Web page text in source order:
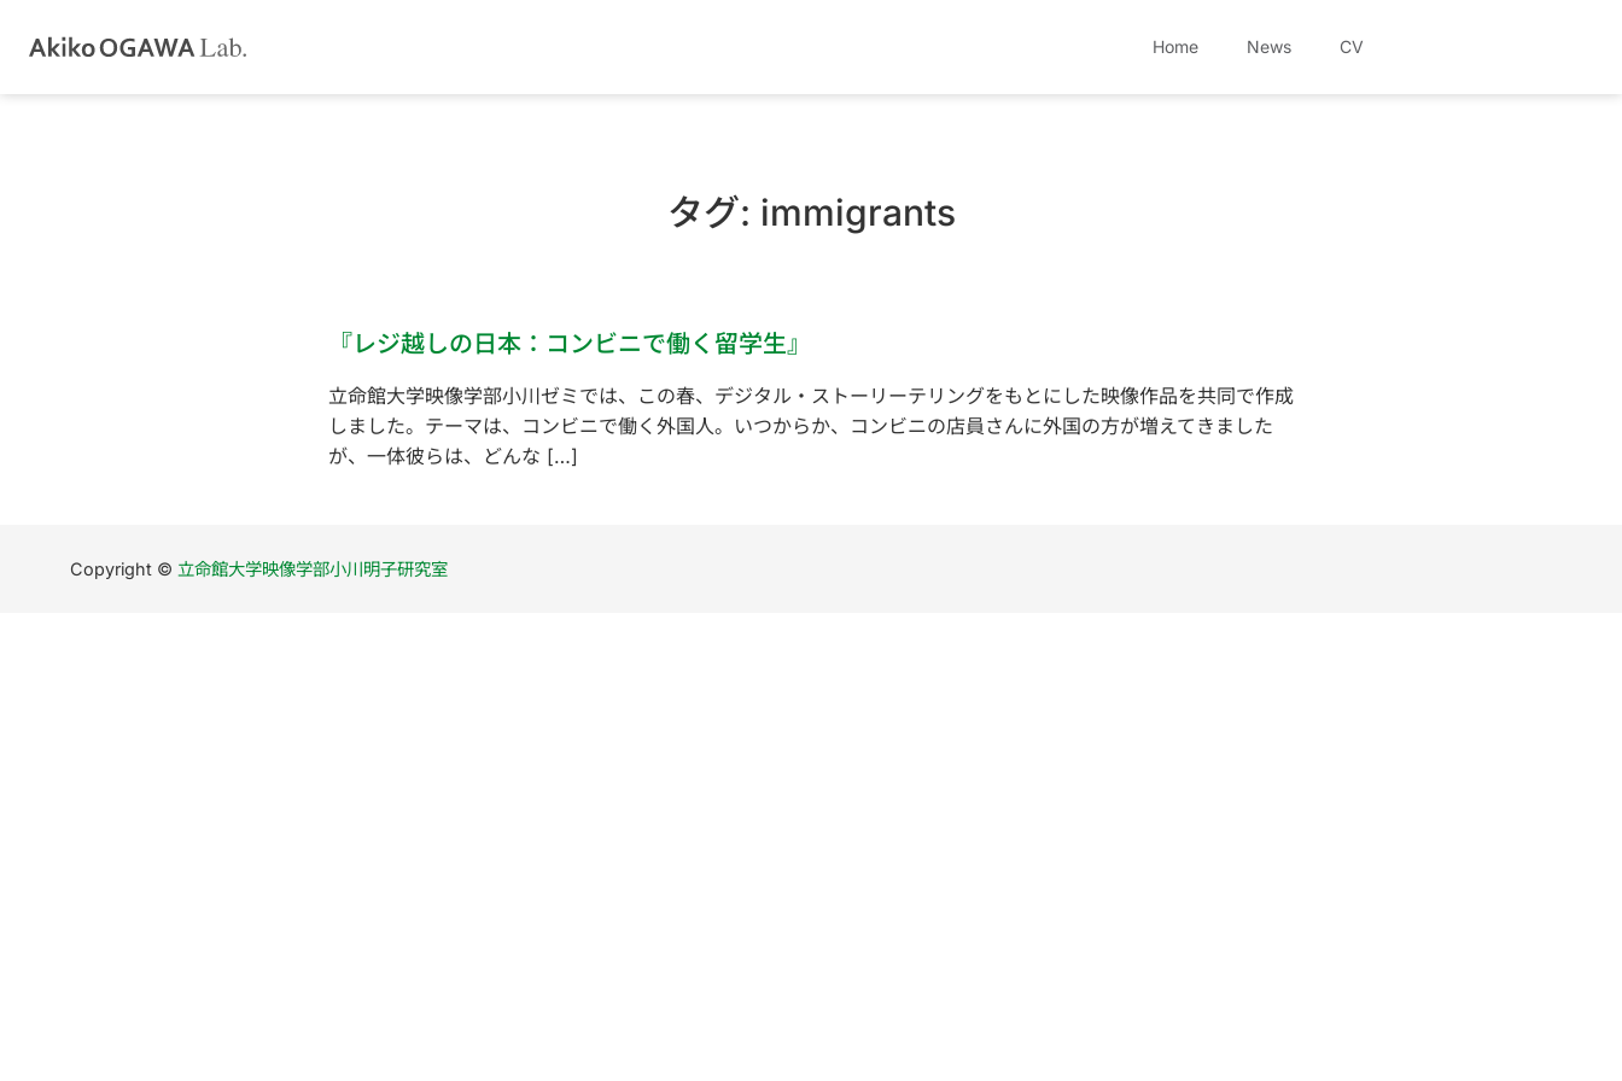
Home News CV
タグ: immigrants
『レジ越しの日本：コンビニで働く留学生』
立命館大学映像学部小川ゼミでは、この春、デジタル・ストーリーテリングをもとにした映像作品を共同で作成
しました。テーマは、コンビニで働く外国人。いつからか、コンビニの店員さんに外国の方が増えてきました
が、一体彼らは、どんな […]
Copyright © 立命館大学映像学部小川明子研究室